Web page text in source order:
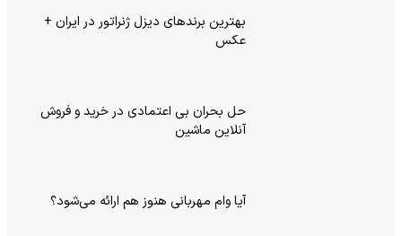
بهترین برندهای دیزل ژنراتور در ایران +
عکس
حل بحران بی‌ اعتمادی در خرید و فروش
آنلاین ماشین
آیا وام مهربانی هنوز هم ارائه می‌شود؟